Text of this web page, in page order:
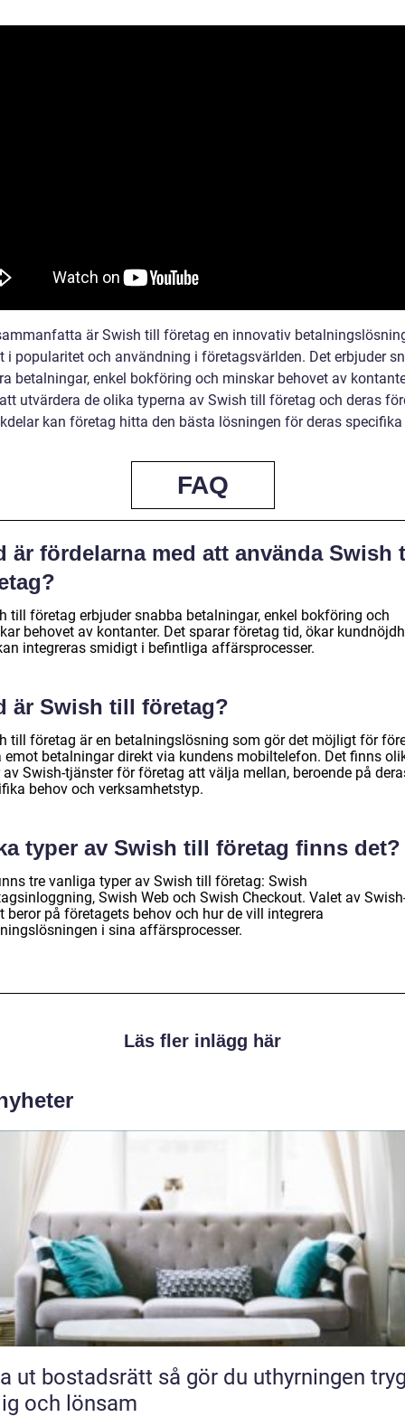
är Swish till företag en innovativ
i popularitet och användning i företagsvärlden. Det erbjuder
betalningar, enkel bokföring och minskar behovet av
utvärdera de olika typerna av Swish till företag och deras
kan företag hitta den bästa lösningen för deras specifika
FAQ
är fördelarna med att använda Swish
till företag erbjuder snabba betalningar, enkel bokföring och
behovet av kontanter. Det sparar företag tid, ökar
integreras smidigt i befintliga affärsprocesser.
är Swish till företag?
till företag är en betalningslösning som gör det möjligt för
emot betalningar direkt via kundens mobiltelefon. Det finns
av Swish-tjänster för företag att välja mellan, beroende på
behov och verksamhetstyp.
typer av Swish till företag finns det?
tre vanliga typer av Swish till företag: Swish
Swish Web och Swish Checkout. Valet av
beror på företagets behov och hur de vill integrera
i sina affärsprocesser.
Läs fler inlägg här
så gör du uthyrningen trygg,
och lönsam